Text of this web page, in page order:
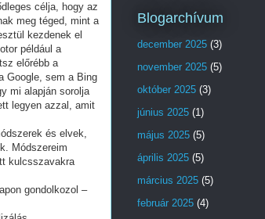
célja, hogy az
meg téged, mint a
kezdenek el
például a
előrébb a
Google, sem a Bing
mi alapján sorolja
legyen azzal, amit
és elvek,
Módszereim
kulcsszavakra
gondolkozol –
Blogarchívum
december 2025 (3)
november 2025 (5)
október 2025 (3)
június 2025 (1)
május 2025 (5)
április 2025 (5)
március 2025 (5)
február 2025 (4)